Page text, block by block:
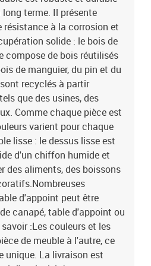
terme. Il présente
résistance à la corrosion et
solide : le bois de
compose de bois réutilisés
de manguier, du pin et du
recyclés à partir
que des usines, des
Comme chaque pièce est
varient pour chaque
lisse : le dessus lisse est
d'un chiffon humide et
des aliments, des boissons
d'appoint peut être
canapé, table d'appoint ou
:Les couleurs et les
de meuble à l'autre, ce
unique. La livraison est